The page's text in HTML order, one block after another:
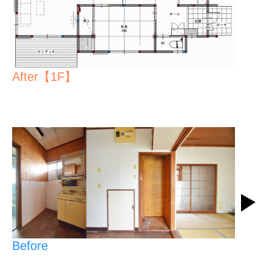
After【1F】
Before